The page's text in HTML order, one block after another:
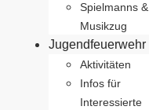
Spielmanns &
Musikzug
Jugendfeuerwehr
Aktivitäten
Infos für
Interessierte